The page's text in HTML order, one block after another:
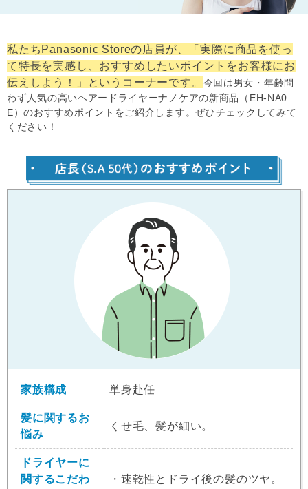
私たちPanasonic Storeの店員が、「実際に商品を使っ
て特長を実感し、おすすめしたいポイントをお客様にお
伝えしよう！」というコーナーです。 今回は男女・年齢問
わず人気の高いヘアードライヤーナノケアの新商品（EH-NA0
E）のおすすめポイントをご紹介します。ぜひチェックしてみて
ください！
家族構成 単身赴任
髪に関するお
悩み
くせ毛、髪が細い。
ドライヤーに
関するこだわ
・速乾性とドライ後の髪のツヤ。